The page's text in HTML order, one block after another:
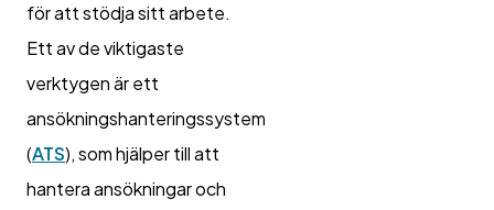
för att stödja sitt arbete.
Ett av de viktigaste
verktygen är ett
ansökningshanteringssystem
(ATS), som hjälper till att
hantera ansökningar och